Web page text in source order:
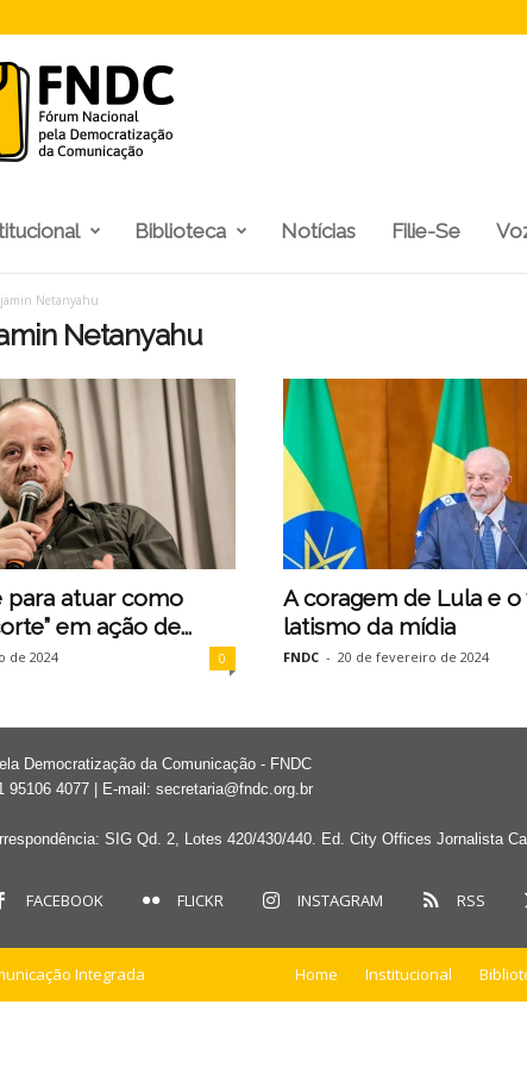
Biblioteca Notícias Filie-Se
Netanyahu
Netanyahu
para atuar como
em ação de...
de 2024 0
A coragem de Lula e o
latismo da mídia
FNDC - 20 de fevereiro de 2024
Democratização da Comunicação - FNDC
95106 4077 | E-mail: secretaria@fndc.org.br
SIG Qd. 2, Lotes 420/430/440. Ed. City Offices Jornalista
FACEBOOK FLICKR INSTAGRAM RSS
Home Institucional
Integrada